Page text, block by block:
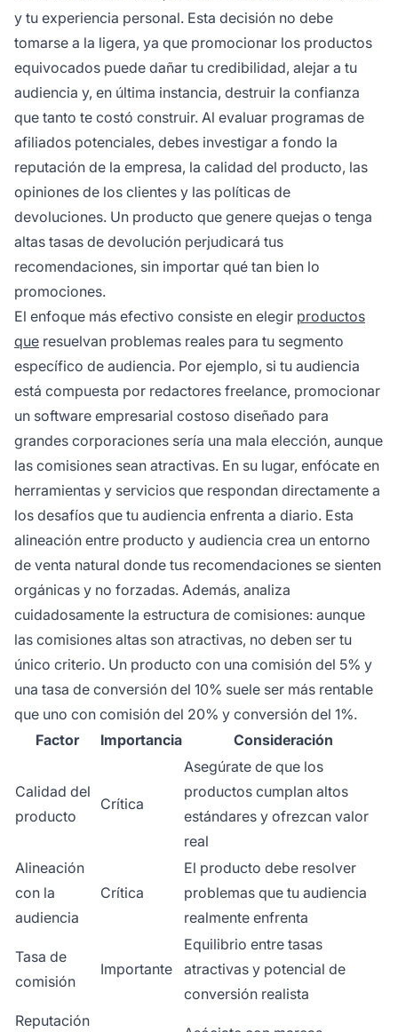
y tu experiencia personal. Esta decisión no debe
tomarse a la ligera, ya que promocionar los productos
equivocados puede dañar tu credibilidad, alejar a tu
audiencia y, en última instancia, destruir la confianza
que tanto te costó construir. Al evaluar programas de
afiliados potenciales, debes investigar a fondo la
reputación de la empresa, la calidad del producto, las
opiniones de los clientes y las políticas de
devoluciones. Un producto que genere quejas o tenga
altas tasas de devolución perjudicará tus
recomendaciones, sin importar qué tan bien lo
promociones.
El enfoque más efectivo consiste en elegir productos
que resuelvan problemas reales para tu segmento
específico de audiencia. Por ejemplo, si tu audiencia
está compuesta por redactores freelance, promocionar
un software empresarial costoso diseñado para
grandes corporaciones sería una mala elección, aunque
las comisiones sean atractivas. En su lugar, enfócate en
herramientas y servicios que respondan directamente a
los desafíos que tu audiencia enfrenta a diario. Esta
alineación entre producto y audiencia crea un entorno
de venta natural donde tus recomendaciones se sienten
orgánicas y no forzadas. Además, analiza
cuidadosamente la estructura de comisiones: aunque
las comisiones altas son atractivas, no deben ser tu
único criterio. Un producto con una comisión del 5% y
una tasa de conversión del 10% suele ser más rentable
que uno con comisión del 20% y conversión del 1%.
Factor
Importancia Consideración
Calidad del
producto
Crítica
Asegúrate de que los
productos cumplan altos
estándares y ofrezcan valor
real
Alineación
con la
audiencia
Crítica
El producto debe resolver
problemas que tu audiencia
realmente enfrenta
Tasa de
comisión
Importante
Equilibrio entre tasas
atractivas y potencial de
conversión realista
Reputación